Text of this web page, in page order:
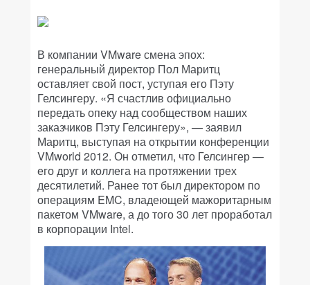
В компании VMware смена эпох:
генеральный директор Пол Маритц
оставляет свой пост, уступая его Пэту
Гелсингеру. «Я счастлив официально
передать опеку над сообществом наших
заказчиков Пэту Гелсингеру», — заявил
Маритц, выступая на открытии конференции
VMworld 2012. Он отметил, что Гелсингер —
его друг и коллега на протяжении трех
десятилетий. Ранее тот был директором по
операциям EMC, владеющей мажоритарным
пакетом VMware, а до того 30 лет проработал
в корпорации Intel.